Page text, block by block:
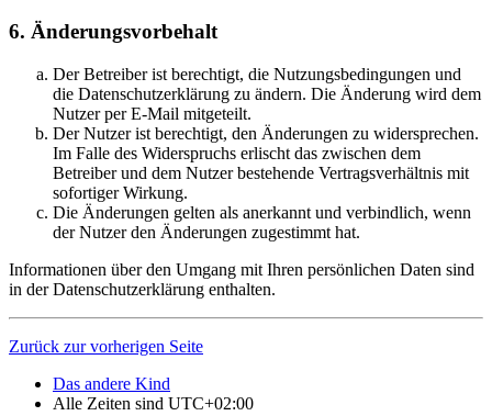
6. Änderungsvorbehalt
Der Betreiber ist berechtigt, die Nutzungsbedingungen und
die Datenschutzerklärung zu ändern. Die Änderung wird dem
Nutzer per E-Mail mitgeteilt.
Der Nutzer ist berechtigt, den Änderungen zu widersprechen.
Im Falle des Widerspruchs erlischt das zwischen dem
Betreiber und dem Nutzer bestehende Vertragsverhältnis mit
sofortiger Wirkung.
Die Änderungen gelten als anerkannt und verbindlich, wenn
der Nutzer den Änderungen zugestimmt hat.
Informationen über den Umgang mit Ihren persönlichen Daten sind
in der Datenschutzerklärung enthalten.
Zurück zur vorherigen Seite
Das andere Kind
Alle Zeiten sind UTC+02:00